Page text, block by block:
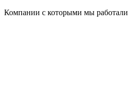
Компании с которыми мы работали